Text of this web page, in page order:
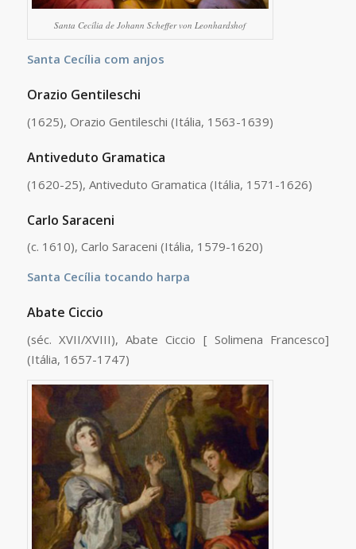
Santa Cecília de Johann Scheffer von Leonhardshof
Santa Cecília com anjos
Orazio Gentileschi
(1625), Orazio Gentileschi (Itália, 1563-1639)
Antiveduto Gramatica
(1620-25), Antiveduto Gramatica (Itália, 1571-1626)
Carlo Saraceni
(c. 1610), Carlo Saraceni (Itália, 1579-1620)
Santa Cecília tocando harpa
Abate Ciccio
(séc. XVII/XVIII), Abate Ciccio [ Solimena Francesco]
(Itália, 1657-1747)